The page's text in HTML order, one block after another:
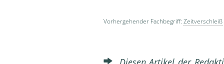
Vorhergehender Fachbegriff: Zeitverschleiß